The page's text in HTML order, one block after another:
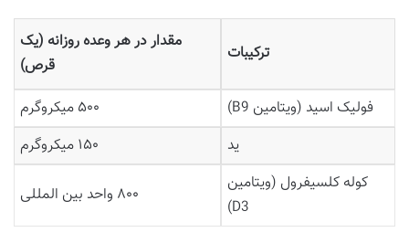
ترکیبات
مقدار در هر وعده روزانه (یک
قرص)
فولیک اسید (ویتامین B9)
۵۰۰ میکروگرم
ید
۱۵۰ میکروگرم
کوله کلسیفرول (ویتامین
D3)
۸۰۰ واحد بین المللی